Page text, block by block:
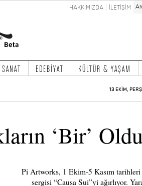
HAKKIMIZDA İLETİŞİM
SANAT EDEBİYAT KÜLTÜR & YAŞAM
13 EKİM,
‘Bir’
Pi Artworks, 1 Ekim-5 Kasım tarihleri
sergisi “Causa Sui”yi ağırlıyor.